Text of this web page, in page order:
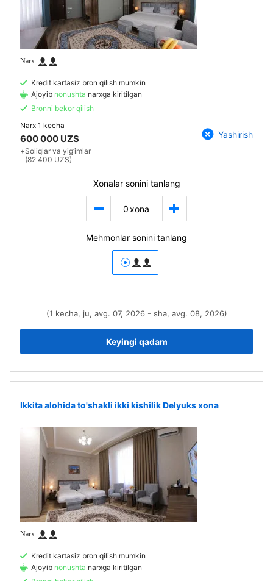
Kredit kartasiz bron qilish mumkin
Ajoyib nonushta narxga kiritilgan
Bronni bekor qilish
Narx 1 kecha
600 000 UZS
+Soliqlar va yig‘imlar
(82 400 UZS)
Yashirish
Xonalar sonini tanlang
0 xona
Mehmonlar sonini tanlang
(1 kecha, ju, avg. 07, 2026 - sha, avg. 08, 2026)
Keyingi qadam
Ikkita alohida to'shakli ikki kishilik Delyuks xona
Kredit kartasiz bron qilish mumkin
Ajoyib nonushta narxga kiritilgan